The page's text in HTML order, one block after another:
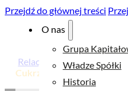
Przejdź do głównej treści
O nas
Grupa
Władze Spółki
Historia
Relacje inwestorskie > CSR
Cukrzyca & spółka –